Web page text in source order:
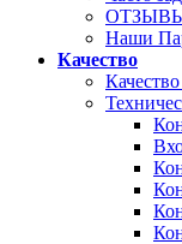
ОТЗЫВЫ
Наши
Качество